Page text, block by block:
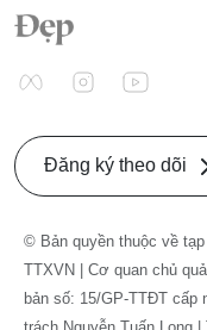
Đăng ký theo dõi
© Bản quyền thuộc về
TTXVN | Cơ quan chủ
bản số: 15/GP-TTĐT cấp